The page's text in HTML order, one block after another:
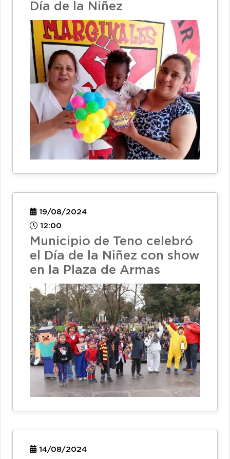
Día de la Niñez
19/08/2024
12:00
Municipio de Teno celebró
el Día de la Niñez con show
en la Plaza de Armas
14/08/2024